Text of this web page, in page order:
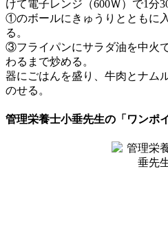
けて電子レンジ（600Ｗ）で1分
①のボールにきゅうりとともに
る。
③フライパンにサラダ油を中火
わるまで炒める。
器にごはんを盛り、牛肉とナム
のせる。
管理栄養士小垂先生の「ワンポ